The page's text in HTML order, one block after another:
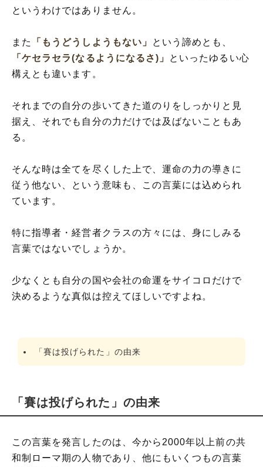
というわけではありません。
また 「もうどうしようもない」
という諦めとも、
「ケセラセラ(なるようになるさ)」
といったゆるい心
構えとも違います。
それまでの自分の歩いてきた道のりをしっかりと見
据え、それでも自分の力だけでは及ばないこともあ
る。
そんな時は全てを尽くした上で、運命の力の導きに
従う他ない、という意味も、この言葉には込められ
ています。
特に指導者・経営者クラスの方々には、身にしみる
言葉ではないでしょうか。
少なくとも自分の国や会社の命運をサイコロだけで
決めるような真似は控えてほしいですよね。
「賽は投げられた」の由来
「賽は投げられた」の由来
この言葉を発言したのは、今から2000年以上前の共
和制ローマ期の人物であり、他にもいくつもの言葉